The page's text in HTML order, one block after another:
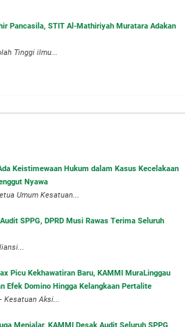
Pancasila, STIT Al-Mathiriyah Muratara Adakan
Tinggi ilmu...
Keistimewaan Hukum dalam Kasus Kecelakaan
Nyawa
Umum Kesatuan...
SPPG, DPRD Musi Rawas Terima Seluruh
Picu Kekhawatiran Baru, KAMMI MuraLinggau
Efek Domino Hingga Kelangkaan Pertalite
Kesatuan Aksi...
Menjalar, KAMMI Desak Audit Seluruh SPPG